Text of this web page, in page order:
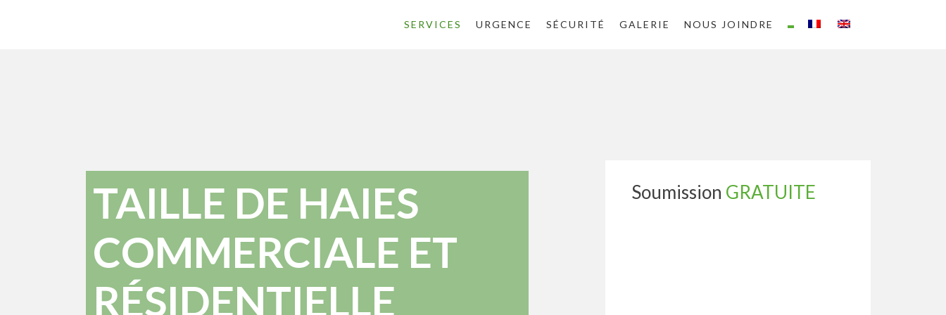
SERVICES URGENCE SÉCURITÉ GALERIE NOUS JOINDRE
TAILLE DE HAIES
COMMERCIALE ET
RÉSIDENTIELLE
Soumission GRATUITE